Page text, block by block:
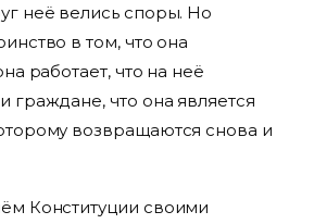
неё велись споры. Но
в том, что она
работает, что на неё
граждане, что она является
возвращаются снова и
Конституции своими